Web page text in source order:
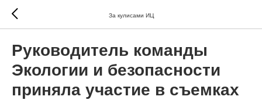
За кулисами ИЦ
Руководитель команды
Экологии и безопасности
приняла участие в съемках